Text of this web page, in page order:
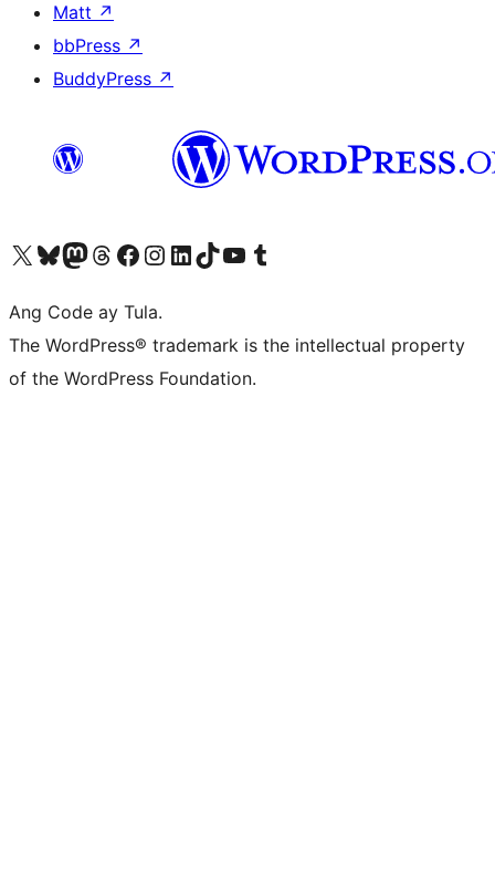
Matt ↗
bbPress ↗
BuddyPress ↗
Visit our X (formerly Twitter) account
Bisitahin ang aming Bluesky account
Visit our Mastodon account
Bisitahin ang aming Threads account
Visit our Facebook page
Visit our Instagram account
Visit our LinkedIn account
Bisitahin ang aming TikTok account
Visit our YouTube channel
Bisitahin ang aming Tumblr account
Ang Code ay Tula.
The WordPress® trademark is the intellectual property
of the WordPress Foundation.